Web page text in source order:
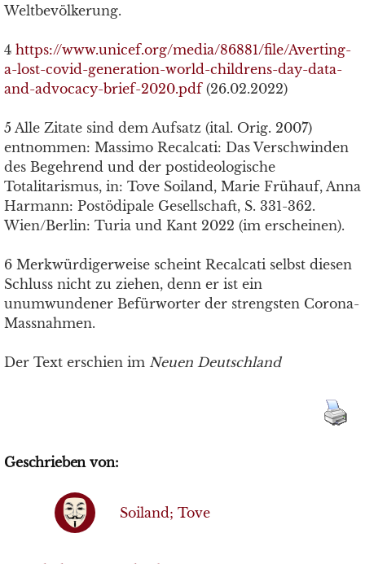
Weltbevölkerung.
4 https://www.unicef.org/media/86881/file/Averting-
a-lost-covid-generation-world-childrens-day-data-
and-advocacy-brief-2020.pdf(26.02.2022)
5 Alle Zitate sind dem Aufsatz (ital. Orig. 2007)
entnommen: Massimo Recalcati: Das Verschwinden
des Begehrend und der postideologische
Totalitarismus, in: Tove Soiland, Marie Frühauf, Anna
Harmann: Postödipale Gesellschaft, S. 331-362.
Wien/Berlin: Turia und Kant 2022 (im erscheinen).
6 Merkwürdigerweise scheint Recalcati selbst diesen
Schluss nicht zu ziehen, denn er ist ein
unumwundener Befürworter der strengsten Corona-
Massnahmen.
Der Text erschien im Neuen Deutschland
Geschrieben von:
Soiland; Tove